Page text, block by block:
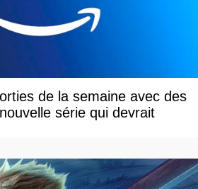
de la semaine avec des
série qui devrait